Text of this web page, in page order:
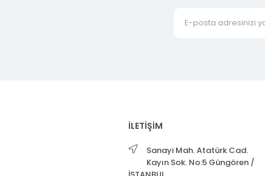
İLETİŞİM
Sanayi Mah. Atatürk Cad.
Kayın Sok. No:5 Güngören /